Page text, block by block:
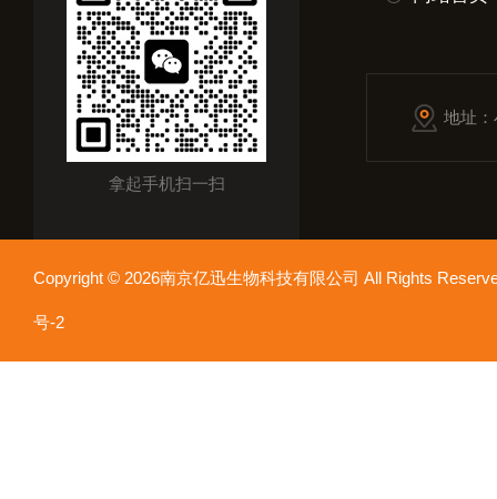
拿起手机扫一扫
地址
Copyright © 2026南京亿迅生物科技有限公司 All Rights
号-2